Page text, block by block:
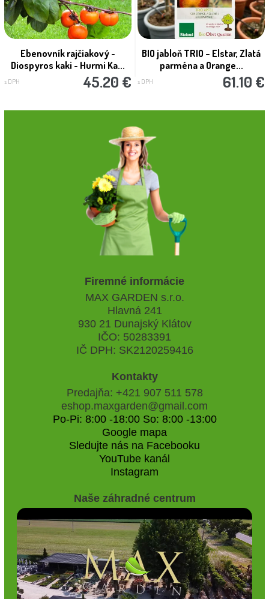
Ebenovník rajčiakový -
Diospyros kaki - Hurmi Ka...
s DPH 45.20 €
BIO jabloň TRIO – Elstar, Zlatá
parména a Orange...
s DPH 61.10 €
Firemné informácie
MAX GARDEN s.r.o.
Hlavná 241
930 21 Dunajský Klátov
IČO: 50283391
IČ DPH: SK2120259416
Kontakty
Predajňa: +421 907 511 578
eshop.maxgarden@gmail.com
Po-Pi: 8:00 -18:00 So: 8:00 -13:00
Google mapa
Sledujte nás na Facebooku
YouTube kanál
Instagram
Naše záhradné centrum